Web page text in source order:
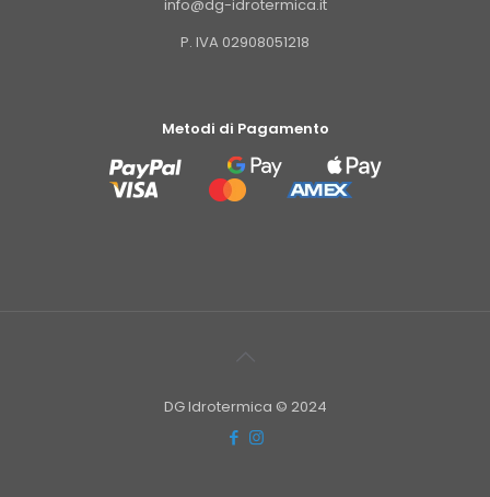
info@dg-idrotermica.it
P. IVA 02908051218
Metodi di Pagamento
DG Idrotermica © 2024